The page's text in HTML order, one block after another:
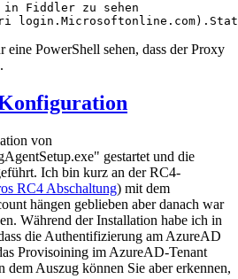
in Fiddler zu sehen
eine PowerShell sehen, dass der Proxy
von
gestartet und die
Ich bin kurz an der RC4-
RC4 Abschaltung) mit dem
hängen geblieben aber danach war
Während der Installation habe ich in
die Authentifizierung am AzureAD
Provisoining im AzureAD-Tenant
dem Auszug können Sie aber erkennen,